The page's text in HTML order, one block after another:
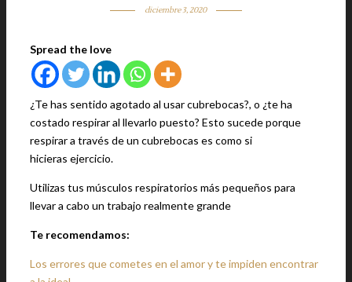
diciembre 3, 2020
Spread the love
¿Te has sentido agotado al usar cubrebocas?, o ¿te ha
costado respirar al llevarlo puesto? Esto sucede porque
respirar a través de un cubrebocas es como si
hicieras ejercicio.
Utilizas tus músculos respiratorios más pequeños para
llevar a cabo un trabajo realmente grande
Te recomendamos:
Los errores que cometes en el amor y te impiden encontrar